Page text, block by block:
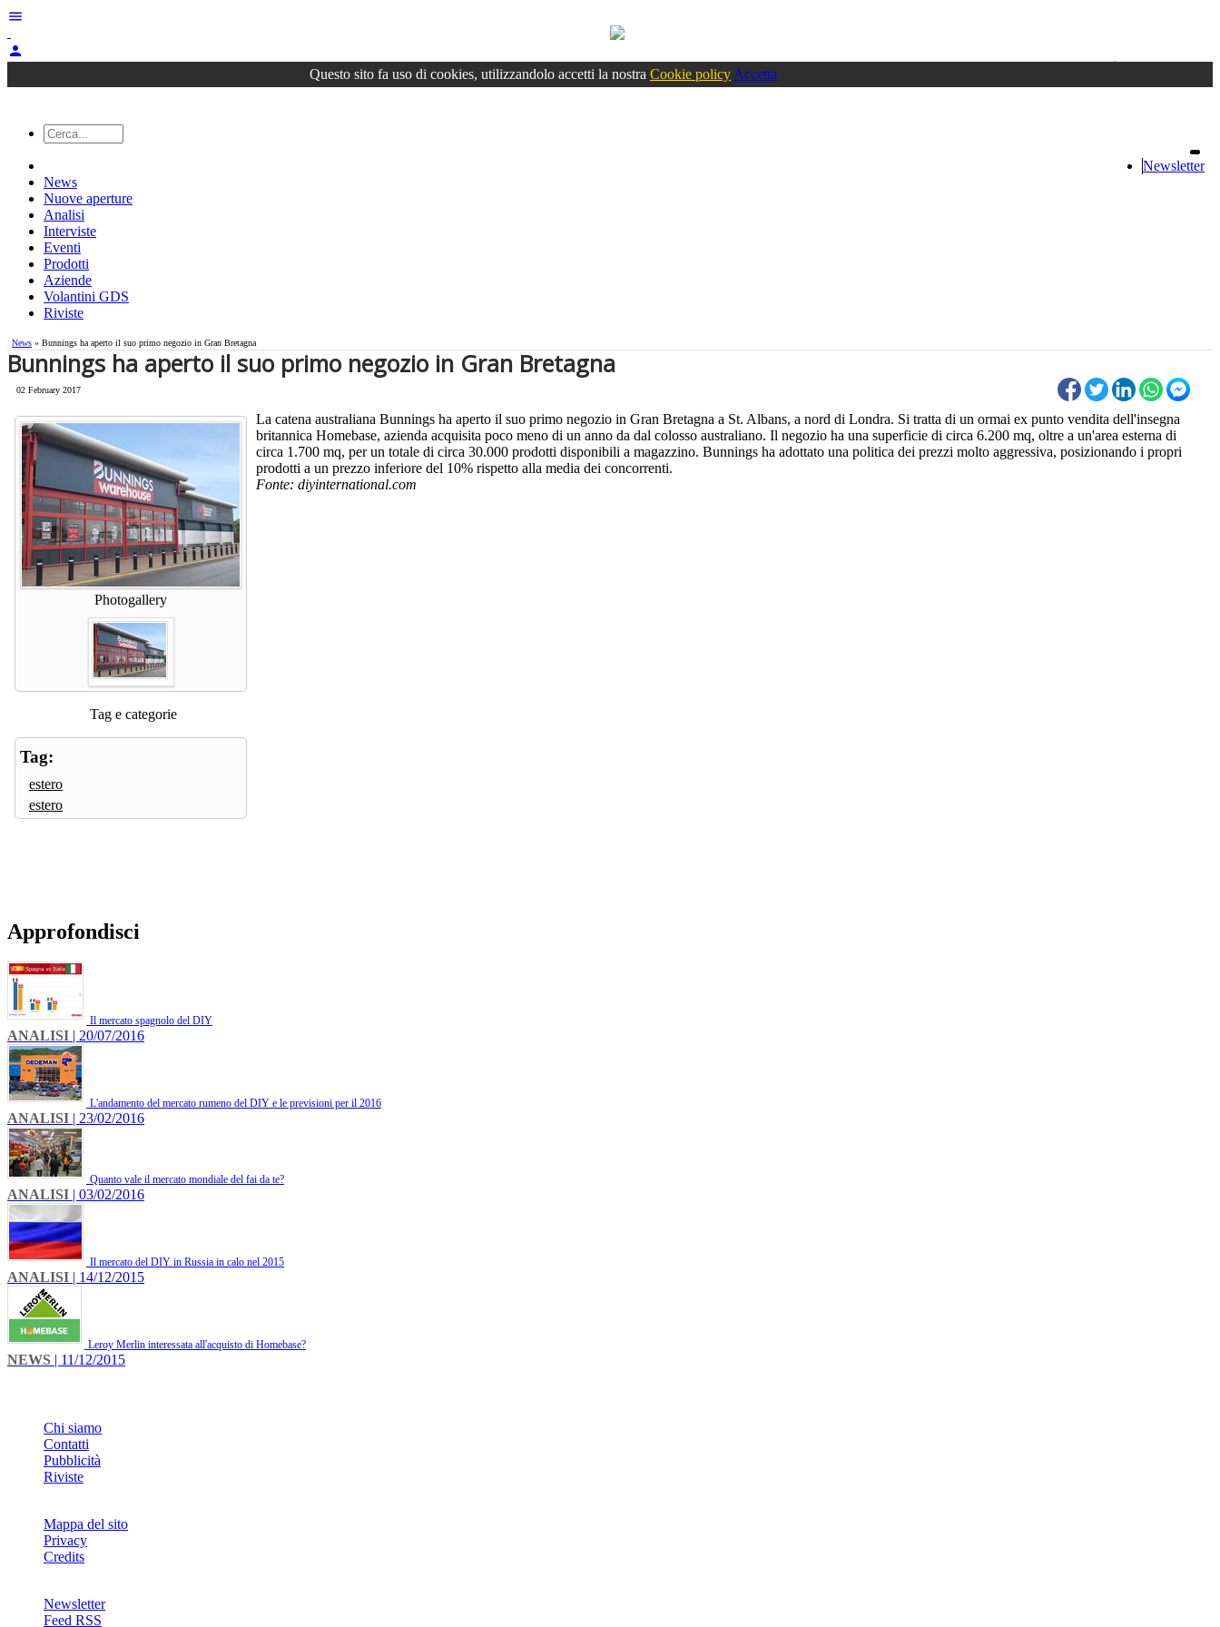
menu
person
Accedioppure registrati
Questo sito fa uso di cookies, utilizzandolo accetti la nostra Cookie policy Accetta
Newsletter
News
Nuove aperture
Analisi
Interviste
Eventi
Prodotti
Aziende
Volantini GDS
Riviste
News » Bunnings ha aperto il suo primo negozio in Gran Bretagna
Bunnings ha aperto il suo primo negozio in Gran Bretagna
02 February 2017
Photogallery
Tag e categorie
Tag:
estero
estero
La catena australiana Bunnings ha aperto il suo primo negozio in Gran Bretagna a St. Albans, a nord di Londra. Si tratta di un ormai ex punto vendita dell'insegna
britannica Homebase, azienda acquisita poco meno di un anno da dal colosso australiano. Il negozio ha una superficie di circa 6.200 mq, oltre a un'area esterna di
circa 1.700 mq, per un totale di circa 30.000 prodotti disponibili a magazzino. Bunnings ha adottato una politica dei prezzi molto aggressiva, posizionando i propri
prodotti a un prezzo inferiore del 10% rispetto alla media dei concorrenti.
Fonte: diyinternational.com
Approfondisci
Il mercato spagnolo del DIY
ANALISI | 20/07/2016
L'andamento del mercato rumeno del DIY e le previsioni per il 2016
ANALISI | 23/02/2016
Quanto vale il mercato mondiale del fai da te?
ANALISI | 03/02/2016
Il mercato del DIY in Russia in calo nel 2015
ANALISI | 14/12/2015
Leroy Merlin interessata all'acquisto di Homebase?
NEWS | 11/12/2015
Chi siamo
Contatti
Pubblicità
Riviste
Mappa del sito
Privacy
Credits
Newsletter
Feed RSS